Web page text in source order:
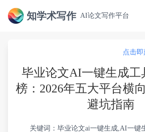
知学术写作 AI论文写作平台
点击
毕业论文AI一键生成工
榜：2026年五大平台横
避坑指南
关键词：毕业论文ai一键生成,AI一键